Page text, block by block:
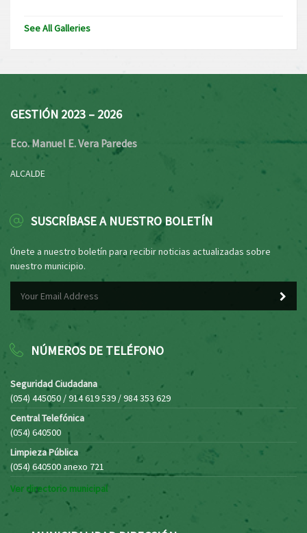
See All Galleries
GESTIÓN 2023 – 2026
Eco. Manuel E. Vera Paredes
ALCALDE
SUSCRÍBASE A NUESTRO BOLETÍN
Únete a nuestro boletín para recibir noticias actualizadas sobre
nuestro municipio.
NÚMEROS DE TELÉFONO
Seguridad Ciudadana
(054) 445050 / 914 619 539 / 984 353 629
Central Telefónica
(054) 640500
Limpieza Pública
(054) 640500 anexo 721
Ver directorio municipal